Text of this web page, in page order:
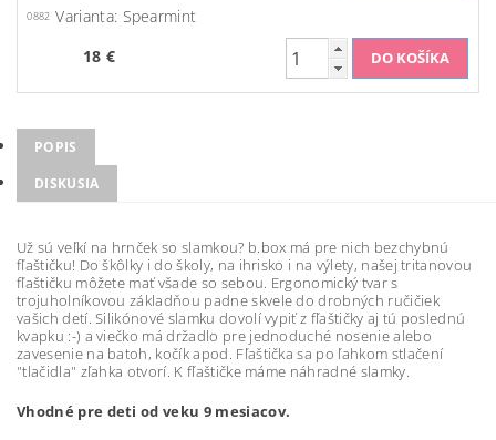
0882 Varianta: Spearmint
18 €
POPIS
DISKUSIA
Už sú veľkí na hrnček so slamkou? b.box má pre nich bezchybnú
fľaštičku! Do škôlky i do školy, na ihrisko i na výlety, našej tritanovou
fľaštičku môžete mať všade so sebou. Ergonomický tvar s
trojuholníkovou základňou padne skvele do drobných ručičiek
vašich detí. Silikónové slamku dovolí vypiť z fľaštičky aj tú poslednú
kvapku :-) a viečko má držadlo pre jednoduché nosenie alebo
zavesenie na batoh, kočík apod. Fľaštička sa po ľahkom stlačení
"tlačidla" zľahka otvorí. K fľaštičke máme náhradné slamky.
Vhodné pre deti od veku 9 mesiacov.